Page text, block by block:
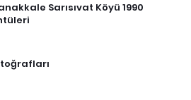
Sarısıvat Köyü 1990